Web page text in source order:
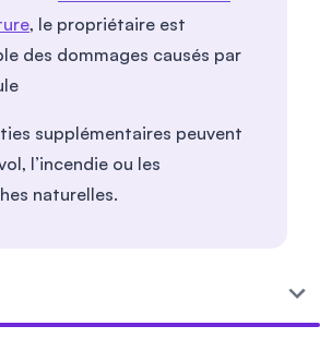
, le propriétaire est
des dommages causés par
supplémentaires peuvent
l’incendie ou les
naturelles.